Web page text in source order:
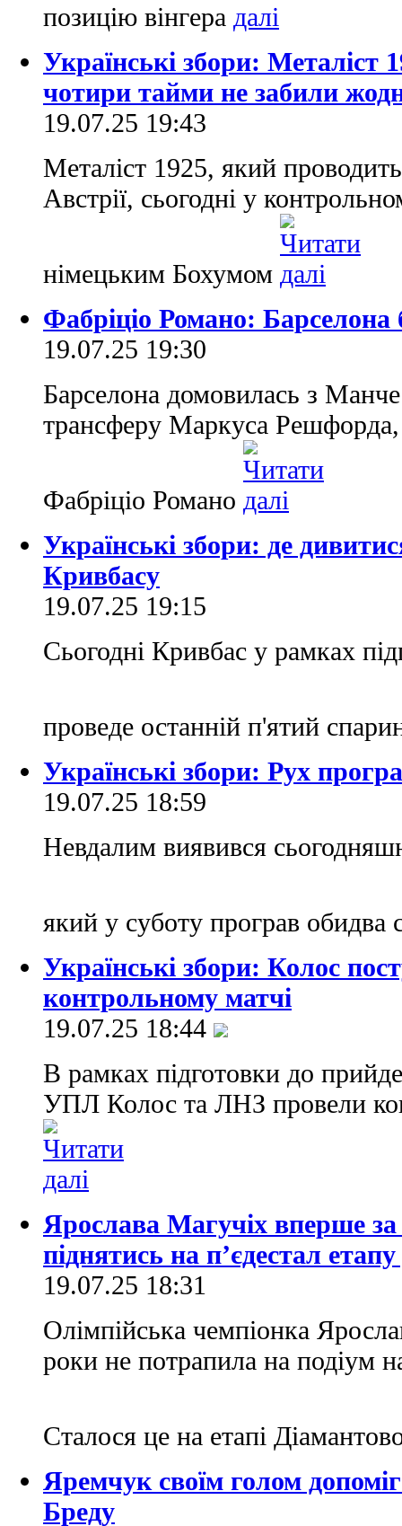
позицію вінгера
Українські збори: Металіст
чотири тайми не забили
19.07.25 19:43
Металіст 1925, який
Австрії, сьогодні у
німецьким Бохумом
Фабріціо Романо:
19.07.25 19:30
Барселона домовилась з
трансферу Маркуса Решфорда,
Фабріціо Романо
Українські збори: де
Кривбасу
19.07.25 19:15
Сьогодні Кривбас у рамках
проведе останній п'ятий
Українські збори: Рух
19.07.25 18:59
Невдалим виявився
який у суботу програв обидва
Українські збори: Колос
контрольному матчі
19.07.25 18:44
В рамках підготовки до
УПЛ Колос та ЛНЗ провели
Ярослава Магучіх вперше
піднятись на п’єдестал
19.07.25 18:31
Олімпійська чемпіонка
роки не потрапила на подіум
Сталося це на етапі
Яремчук своїм голом
Бреду